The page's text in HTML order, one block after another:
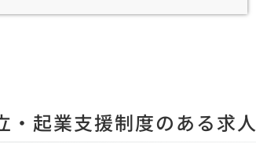
・起業支援制度のある求人